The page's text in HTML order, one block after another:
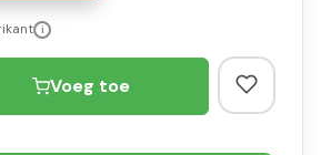
i
Voeg toe